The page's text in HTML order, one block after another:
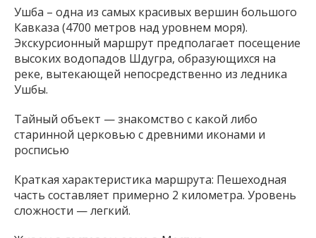
Ушба – одна из самых красивых вершин большого
Кавказа (4700 метров над уровнем моря).
Экскурсионный маршрут предполагает посещение
высоких водопадов Шдугра, образующихся на
реке, вытекающей непосредственно из ледника
Ушбы.
Тайный объект — знакомство с какой либо
старинной церковью с древними иконами и
росписью
Краткая характеристика маршрута: Пешеходная
часть составляет примерно 2 километра. Уровень
сложности — легкий.